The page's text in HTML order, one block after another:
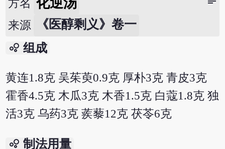
方名 化逆汤
来源 《医醇剩义》卷一
bubble_chart 组成
黄连1.8克 吴茱萸0.9克 厚朴3克 青皮3克
霍香4.5克 木瓜3克 木香1.5克 白蔻1.8克 独
活3克 乌药3克 蒺藜12克 茯苓6克
bubble_chart 制法用量